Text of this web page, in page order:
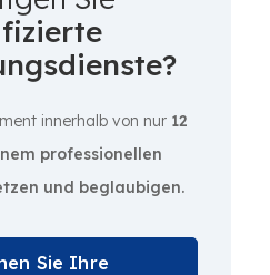
innerhalb von nur 12
professionellen
und beglaubigen.
Sie Ihre